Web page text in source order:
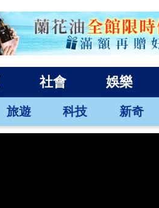
社會 娛樂
旅遊 科技 新奇